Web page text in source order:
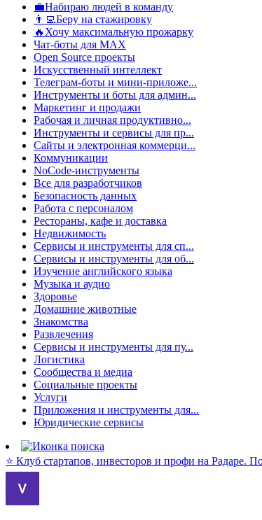
💼Набираю людей в команду
👨‍💻Беру на стажировку
🔥Хочу максимальную прожарку
Чат-боты для MAX
Open Source проекты
Искусственный интеллект
Телеграм-боты и мини-приложе...
Инструменты и боты для админ...
Маркетинг и продажи
Рабочая и личная продуктивно...
Инструменты и сервисы для пр...
Сайты и электронная коммерци...
Коммуникации
NoCode-инструменты
Все для разработчиков
Безопасность данных
Работа с персоналом
Рестораны, кафе и доставка
Недвижимость
Сервисы и инструменты для сп...
Сервисы и инструменты для об...
Изучение английского языка
Музыка и аудио
Здоровье
Домашние животные
Знакомства
Развлечения
Сервисы и инструменты для пу...
Логистика
Сообщества и медиа
Социальные проекты
Услуги
Приложения и инструменты для...
Юридические сервисы
⭐️ Клуб стартапов, инвесторов и профи на Радаре.